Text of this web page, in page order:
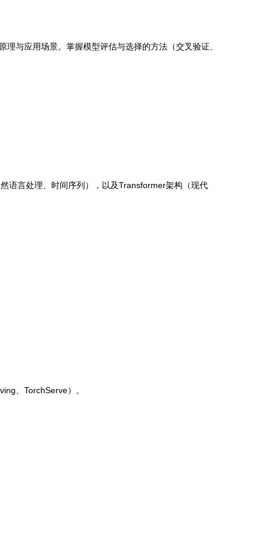
与应用场景。掌握模型评估与选择的方法（交叉验证、
语言处理、时间序列），以及Transformer架构（现代
、TorchServe）。